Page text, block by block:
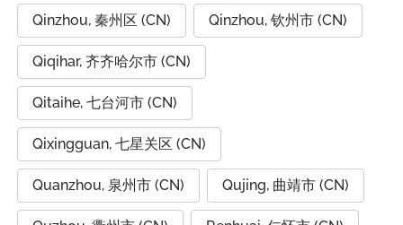
Qinzhou, 秦州区 (CN) Qinzhou, 钦州市 (CN)
Qiqihar, 齐齐哈尔市 (CN)
Qitaihe, 七台河市 (CN)
Qixingguan, 七星关区 (CN)
Quanzhou, 泉州市 (CN) Qujing, 曲靖市 (CN)